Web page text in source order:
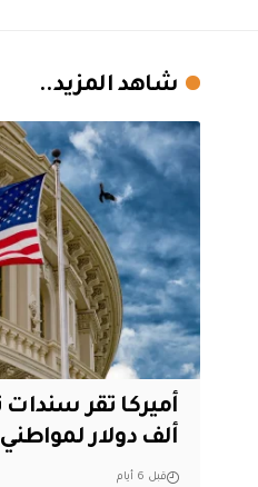
شاهد المزيد..
ألف دولار لمواطني 50 دولة
قبل 6 أيام